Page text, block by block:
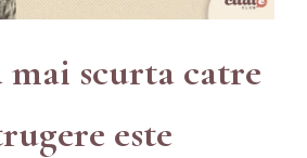
mai scurta catre
este